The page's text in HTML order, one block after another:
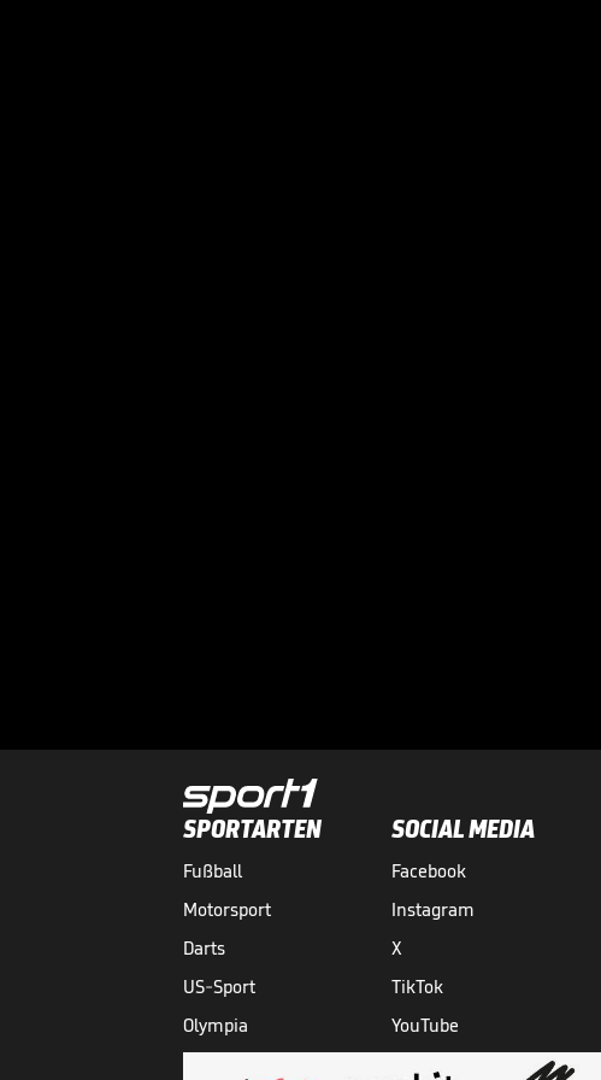
SPORTARTEN
Fußball
Motorsport
Darts
US-Sport
Olympia
SOCIAL MEDIA
Facebook
Instagram
X
TikTok
YouTube